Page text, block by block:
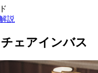
説
ェアインバス